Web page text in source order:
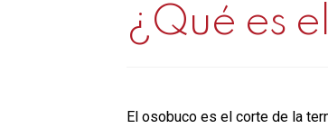
¿Qué es
El osobuco es el corte de la